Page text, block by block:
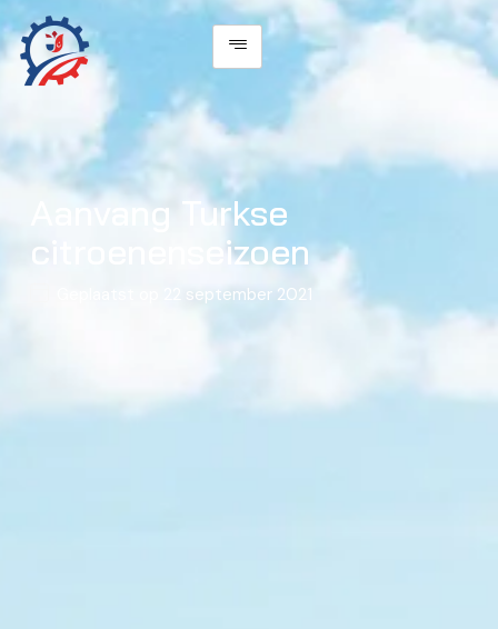
Aanvang Turkse
citroenenseizoen
22 september 2021